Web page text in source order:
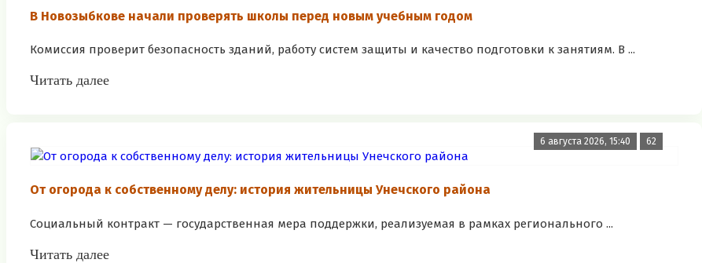
В Новозыбкове начали проверять школы перед новым учебным годом
Комиссия проверит безопасность зданий, работу систем защиты и качество подготовки к занятиям. В ...
Читать далее
6 августа 2026, 15:40 62
От огорода к собственному делу: история жительницы Унечского района
Социальный контракт — государственная мера поддержки, реализуемая в рамках регионального ...
Читать далее